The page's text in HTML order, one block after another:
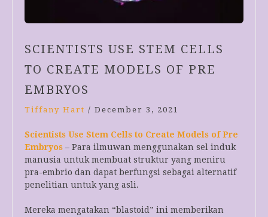
SCIENTISTS USE STEM CELLS
TO CREATE MODELS OF PRE
EMBRYOS
Tiffany Hart / December 3, 2021
Scientists Use Stem Cells to Create Models of Pre
Embryos – Para ilmuwan menggunakan sel induk
manusia untuk membuat struktur yang meniru
pra-embrio dan dapat berfungsi sebagai alternatif
penelitian untuk yang asli.
Mereka mengatakan “blastoid” ini memberikan